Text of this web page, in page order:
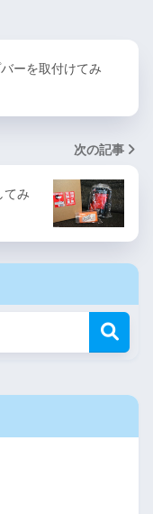
ーを取付けてみ
次の記事
てみ